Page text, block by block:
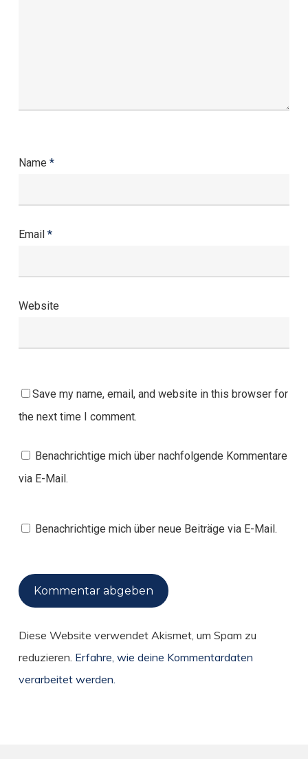
Name *
Email *
Website
Save my name, email, and website in this browser for
the next time I comment.
Benachrichtige mich über nachfolgende Kommentare
via E-Mail.
Benachrichtige mich über neue Beiträge via E-Mail.
Diese Website verwendet Akismet, um Spam zu
reduzieren. Erfahre, wie deine Kommentardaten
verarbeitet werden.